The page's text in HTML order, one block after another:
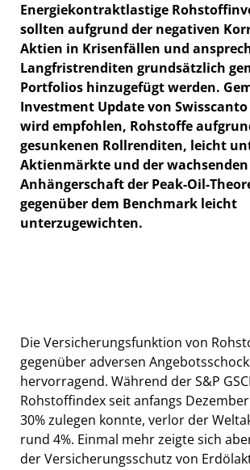
Energiekontraktlastige
sollten aufgrund der negativen
Aktien in Krisenfällen und
Langfristrenditen grundsätzlich
Portfolios hinzugefügt werden.
Investment Update von Swisscanto
wird empfohlen, Rohstoffe
gesunkenen Rollrenditen, leicht
Aktienmärkte und der wachsenden
Anhängerschaft der Peak-Oil-
gegenüber dem Benchmark leicht
unterzugewichten.
Die Versicherungsfunktion von
gegenüber adversen
hervorragend. Während der S&P
Rohstoffindex seit anfangs
30% zulegen konnte, verlor der
rund 4%. Einmal mehr zeigte sich
der Versicherungsschutz von